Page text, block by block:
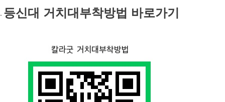
- 등신대 거치대부착방법 바로가기